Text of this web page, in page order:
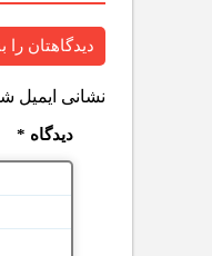
دیدگاهتان را
نشانی ایمیل
دیدگاه *